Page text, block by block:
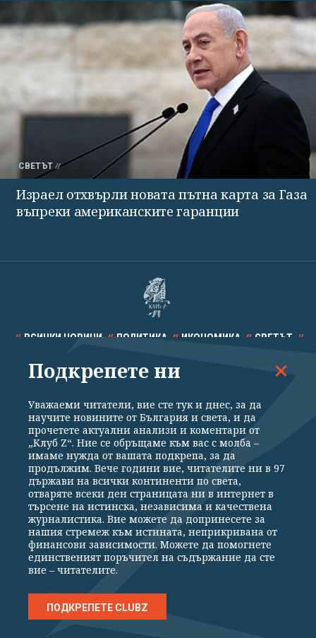
СВЕТЪТ
Израел отхвърли новата пътна карта за Газа
въпреки американските гаранции
ВСИЧКИ НОВИНИ ПОЛИТИКА ИКОНОМИКА СВЕТЪТ
СПОРТ КУЛТУРА ТЕХНОЛОГИИ КАЛЕЙДОСКОП
Общи условия
Политика за поверителност
Реклама
Партньори Контакти
За Клуб Z
Екип
Подкрепете ни
Издател на www.clubz.bg е „Клуб Зебра Медия“ ЕООД, София, ул. "Алеко
Константинов" 3. Всички права запазени 2026 „Клуб Зебра Медия“
Препечатването на материали, снимки и видео от www.clubz.bg без
разрешение ще бъде преследвано по съдебен път, съгласно
ОБЩИТЕ УСЛОВИЯ
Подкрепете ни
Уважаеми читатели, вие сте тук и днес, за да
научите новините от България и света, и да
прочетете актуални анализи и коментари от
„Клуб Z“. Ние се обръщаме към вас с молба –
имаме нужда от вашата подкрепа, за да
продължим. Вече години вие, читателите ни в 97
държави на всички континенти по света,
отваряте всеки ден страницата ни в интернет в
търсене на истинска, независима и качествена
журналистика. Вие можете да допринесете за
нашия стремеж към истината, неприкривана от
финансови зависимости. Можете да помогнете
единственият поръчител на съдържание да сте
вие – читателите.
ПОДКРЕПЕТЕ CLUBZ